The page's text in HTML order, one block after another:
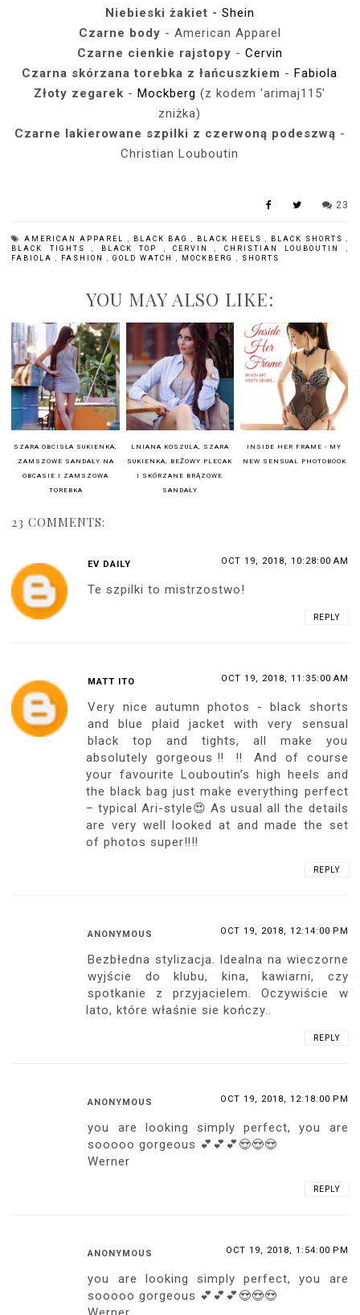
Niebieski żakiet - Shein
Czarne body - American Apparel
Czarne cienkie rajstopy - Cervin
Czarna skórzana torebka z łańcuszkiem -Fabiola
Złoty zegarek -Mockberg(z kodem 'arimaj115'
zniżka)
Czarne lakierowane szpilki z czerwoną podeszwą -
Christian Louboutin
23
AMERICAN APPAREL BLACK BAG BLACK HEELS BLACK SHORTS
BLACK TIGHTS
BLACK TOP CERVIN CHRISTIAN LOUBOUTIN
FABIOLA
FASHION ,GOLD WATCH MOCKBERG SHORTS
YOU MAY ALSO LIKE:
SZARA OBCISŁA SUKIENKA,
ZAMSZOWE SANDAŁY NA
OBCASIE I ZAMSZOWA
TOREBKA
LNIANA KOSZULA, SZARA
SUKIENKA, BEŻOWY PLECAK
I SKÓRZANE BRĄZOWE
SANDAŁY
INSIDE HER FRAME - MY
NEW SENSUAL PHOTOBOOK
23 COMMENTS:
EV DAILY OCT 19, 2018, 10:28:00 AM
Te szpilki to mistrzostwo!
REPLY
MATT ITO OCT 19, 2018, 11:35:00 AM
Very nice autumn photos - black shorts
and blue plaid jacket with very sensual
black top and tights, all make you
absolutely gorgeous‼ ‼ And of course
your favourite Louboutin’s high heels and
the black bag just make everything perfect
– typical Ari-style😍 As usual all the details
are very well looked at and made the set
of photos super‼‼
REPLY
ANONYMOUS OCT 19, 2018, 12:14:00 PM
Bezbłedna stylizacja. Idealna na wieczorne
wyjście do klubu, kina, kawiarni, czy
spotkanie z przyjacielem. Oczywiście w
lato, które właśnie sie kończy..
REPLY
ANONYMOUS OCT 19, 2018, 12:18:00 PM
you are looking simply perfect, you are
sooooo gorgeous 💕💕💕😍😍😍
Werner
REPLY
ANONYMOUS OCT 19, 2018, 1:54:00 PM
you are looking simply perfect, you are
sooooo gorgeous 💕💕💕😍😍😍